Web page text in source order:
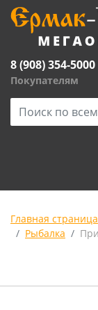
8 (908) 354-5000
Покупателям
Главная страница
Рыбалка